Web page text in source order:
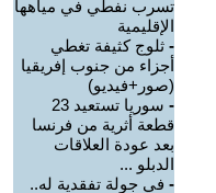
تسرب نفطي في مياهها
الإقليمية
- ثلوج كثيفة تغطي
أجزاء من جنوب إفريقيا
(صور+فيديو)
-
سوريا تستعيد 23
قطعة أثرية من فرنسا
بعد عودة العلاقات
الدبلو ...
- في جولة تفقدية له..